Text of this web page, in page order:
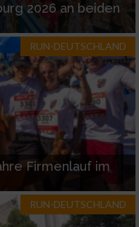
2026 an beiden
RUN-DEUTSCHLAND
Firmenlauf im
RUN-DEUTSCHLAND